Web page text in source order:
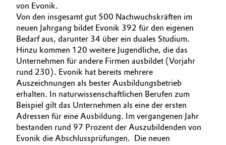
Home Care & Cleaning
Industrial Manufacturing & Machinery
Lubricants & Lubricant Additives
Medical Devices
Metals & Mining
Oil & Gas, Petrochemicals
Investor Relations
Medien
von Evonik.
Von den insgesamt gut 500 Nachwuchskräften im
neuen Jahrgang bildet Evonik 392 für den eigenen
Bedarf aus, darunter 34 über ein duales Studium.
Hinzu kommen 120 weitere Jugendliche, die das
Unternehmen für andere Firmen ausbildet (Vorjahr
rund 230). Evonik hat bereits mehrere
Auszeichnungen als bester Ausbildungsbetrieb
erhalten. In naturwissenschaftlichen Berufen zum
Beispiel gilt das Unternehmen als eine der ersten
Adressen für eine Ausbildung. Im vergangenen Jahr
bestanden rund 97 Prozent der Auszubildenden von
Evonik die Abschlussprüfungen. Die neuen